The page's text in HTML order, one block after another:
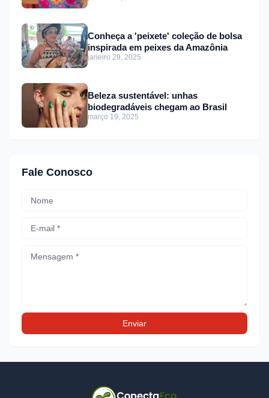
Conheça a 'peixete' coleção de bolsa
inspirada em peixes da Amazônia
janeiro 29, 2025
Beleza sustentável: unhas
biodegradáveis chegam ao Brasil
março 19, 2025
Fale Conosco